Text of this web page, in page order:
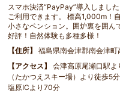
スマホ決済“PayPay”導入しまし
ご利用できます。 標高1,000m！
小さなペンション。囲炉裏を囲ん
好評！自然体験も多種多様！
住所
福島県南会津郡南会津
アクセス
会津高原尾瀬口駅
（たかつえスキー場）より徒歩5
塩原ICより70分